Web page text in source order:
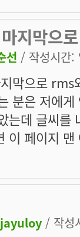
지막으로
선 / 작성시간
막으로 rms
분은 저에
는데 글씨를
이 페이지
jayuloy / 작성